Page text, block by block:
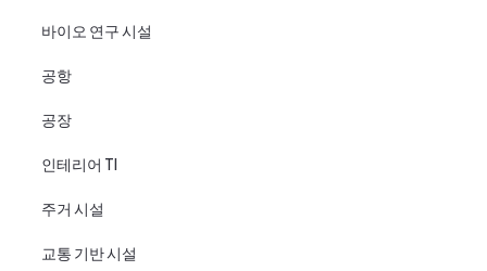
바이오 연구 시설
공항
공장
인테리어 TI
주거 시설
교통 기반 시설